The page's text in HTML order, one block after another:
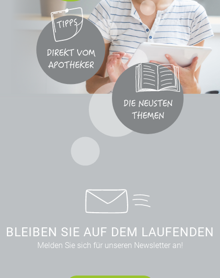
BLEIBEN SIE AUF DEM LAUFENDEN
Melden Sie sich für unseren Newsletter an!